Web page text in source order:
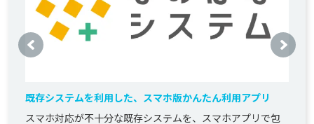
既存システムを利用した、スマホ版かんたん利用アプリ
スマホ対応が不十分な既存システムを、スマホアプリで包